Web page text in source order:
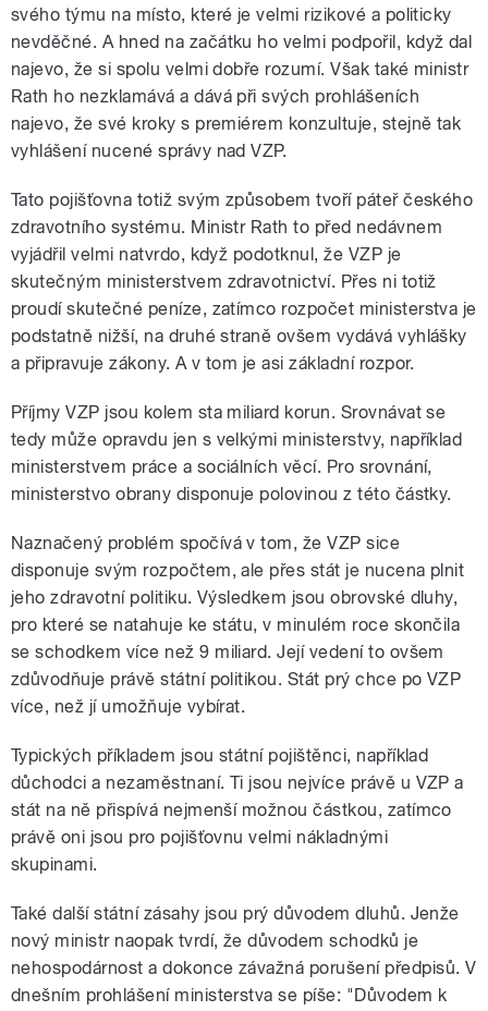
pause
svého týmu na místo, které je velmi rizikové a politicky
nevděčné. A hned na začátku ho velmi podpořil, když dal
najevo, že si spolu velmi dobře rozumí. Však také ministr
Rath ho nezklamává a dává při svých prohlášeních
najevo, že své kroky s premiérem konzultuje, stejně tak
vyhlášení nucené správy nad VZP.
Tato pojišťovna totiž svým způsobem tvoří páteř českého
zdravotního systému. Ministr Rath to před nedávnem
vyjádřil velmi natvrdo, když podotknul, že VZP je
skutečným ministerstvem zdravotnictví. Přes ni totiž
proudí skutečné peníze, zatímco rozpočet ministerstva je
podstatně nižší, na druhé straně ovšem vydává vyhlášky
a připravuje zákony. A v tom je asi základní rozpor.
Příjmy VZP jsou kolem sta miliard korun. Srovnávat se
tedy může opravdu jen s velkými ministerstvy, například
ministerstvem práce a sociálních věcí. Pro srovnání,
ministerstvo obrany disponuje polovinou z této částky.
Naznačený problém spočívá v tom, že VZP sice
disponuje svým rozpočtem, ale přes stát je nucena plnit
jeho zdravotní politiku. Výsledkem jsou obrovské dluhy,
pro které se natahuje ke státu, v minulém roce skončila
se schodkem více než 9 miliard. Její vedení to ovšem
zdůvodňuje právě státní politikou. Stát prý chce po VZP
více, než jí umožňuje vybírat.
Typických příkladem jsou státní pojištěnci, například
důchodci a nezaměstnaní. Ti jsou nejvíce právě u VZP a
stát na ně přispívá nejmenší možnou částkou, zatímco
právě oni jsou pro pojišťovnu velmi nákladnými
skupinami.
Také další státní zásahy jsou prý důvodem dluhů. Jenže
nový ministr naopak tvrdí, že důvodem schodků je
nehospodárnost a dokonce závažná porušení předpisů. V
dnešním prohlášení ministerstva se píše: "Důvodem k